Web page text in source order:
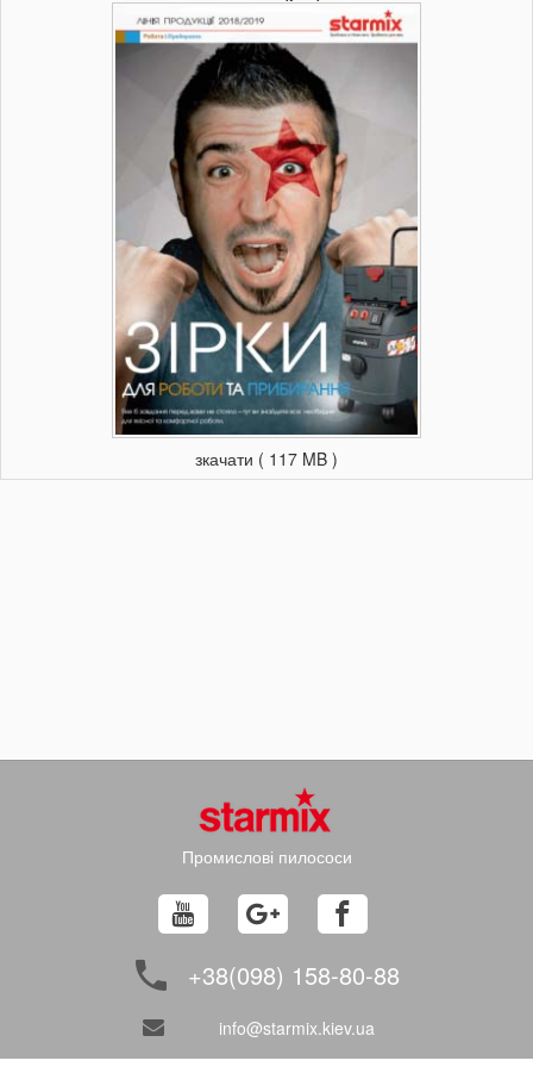
зкачати ( 117 MB )
Промислові пилососи
+38(098) 158-80-88
info@starmix.kiev.ua